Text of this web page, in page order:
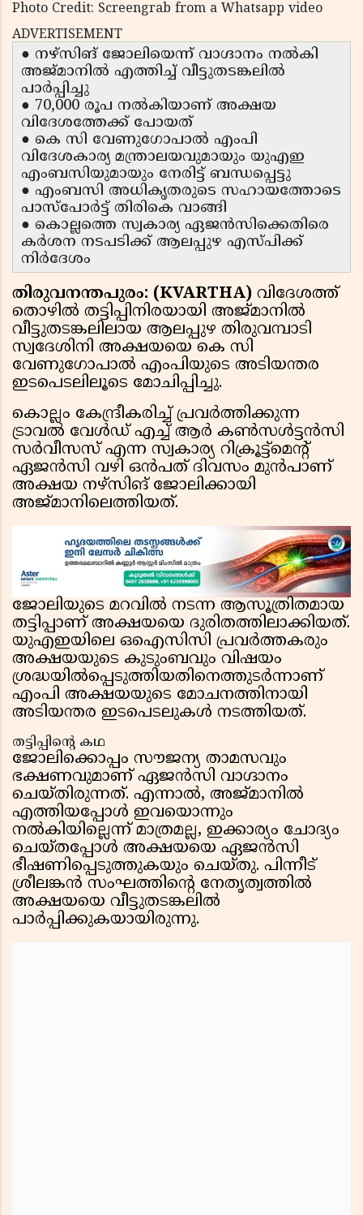
Photo Credit: Screengrab from a Whatsapp video
ADVERTISEMENT
● നഴ്സിങ് ജോലിയെന്ന് വാഗ്ദാനം നൽകി
അജ്മാനിൽ എത്തിച്ച് വീട്ടുതടങ്കലിൽ
പാർപ്പിച്ചു
● 70,000 രൂപ നൽകിയാണ് അക്ഷയ
വിദേശത്തേക്ക് പോയത്
● കെ സി വേണുഗോപാൽ എംപി
വിദേശകാര്യ മന്ത്രാലയവുമായും യുഎഇ
എംബസിയുമായും നേരിട്ട് ബന്ധപ്പെട്ടു
● എംബസി അധികൃതരുടെ സഹായത്തോടെ
പാസ്‌പോർട്ട് തിരികെ വാങ്ങി
● കൊല്ലത്തെ സ്വകാര്യ ഏജൻസിക്കെതിരെ
കർശന നടപടിക്ക് ആലപ്പുഴ എസ്പിക്ക്
നിർദേശം
തിരുവനന്തപുരം: (KVARTHA) വിദേശത്ത്
തൊഴിൽ തട്ടിപ്പിനിരയായി അജ്മാനിൽ
വീട്ടുതടങ്കലിലായ ആലപ്പുഴ തിരുവമ്പാടി
സ്വദേശിനി അക്ഷയയെ കെ സി
വേണുഗോപാൽ എംപിയുടെ അടിയന്തര
ഇടപെടലിലൂടെ മോചിപ്പിച്ചു.
കൊല്ലം കേന്ദ്രീകരിച്ച് പ്രവർത്തിക്കുന്ന
ട്രാവൽ വേൾഡ് എച്ച് ആർ കൺസൾട്ടൻസി
സർവീസസ് എന്ന സ്വകാര്യ റിക്രൂട്ട്‌മെന്റ്
ഏജൻസി വഴി ഒൻപത് ദിവസം മുൻപാണ്
അക്ഷയ നഴ്സിങ് ജോലിക്കായി
അജ്മാനിലെത്തിയത്.
ജോലിയുടെ മറവിൽ നടന്ന ആസൂത്രിതമായ
തട്ടിപ്പാണ് അക്ഷയയെ ദുരിതത്തിലാക്കിയത്.
യുഎഇയിലെ ഒഐസിസി പ്രവർത്തകരും
അക്ഷയയുടെ കുടുംബവും വിഷയം
ശ്രദ്ധയിൽപ്പെടുത്തിയതിനെത്തുടർന്നാണ്
എംപി അക്ഷയയുടെ മോചനത്തിനായി
അടിയന്തര ഇടപെടലുകൾ നടത്തിയത്.
തട്ടിപ്പിൻ്റെ കഥ
ജോലിക്കൊപ്പം സൗജന്യ താമസവും
ഭക്ഷണവുമാണ് ഏജൻസി വാഗ്ദാനം
ചെയ്തിരുന്നത്. എന്നാൽ, അജ്മാനിൽ
എത്തിയപ്പോൾ ഇവയൊന്നും
നൽകിയില്ലെന്ന് മാത്രമല്ല, ഇക്കാര്യം ചോദ്യം
ചെയ്തപ്പോൾ അക്ഷയയെ ഏജൻസി
ഭീഷണിപ്പെടുത്തുകയും ചെയ്തു. പിന്നീട്
ശ്രീലങ്കൻ സംഘത്തിൻ്റെ നേതൃത്വത്തിൽ
അക്ഷയയെ വീട്ടുതടങ്കലിൽ
പാർപ്പിക്കുകയായിരുന്നു.